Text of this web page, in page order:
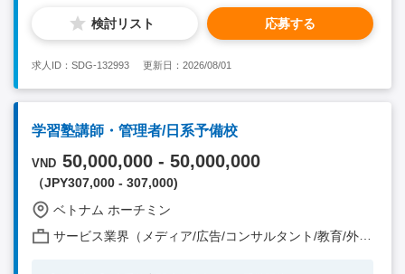
低学年向けの指導経験 ・英語はまたはタイ語日常会話レベル
（日常生活に使用） ・海外居住経験をお持ちの方（留学やワー
ホリ、就職等） ※自国以外の方との交流経験をお持ちの方 ・
意をお持ちの方 ・会社理念に共感をいただける方
検討リスト 応募する
求人ID：SDG-132993 更新日：2026/08/01
学習塾講師・管理者/日系予備校
VND 50,000,000 - 50,000,000
（JPY307,000 - 307,000)
ベトナム ホーチミン
サービス業界（メディア/広告/コンサルタント/教育/外食/飲食/美容/娯楽/士業 他）